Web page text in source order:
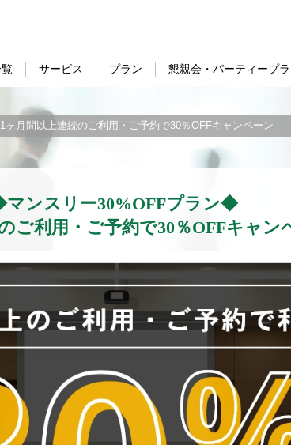
サービス プラン 懇親会・パーティープ
月間以上連続のご利用・ご予約で30％OFFキャンペーン
ンスリー30%OFFプラン◆
ご利用・ご予約で30％OFFキャン